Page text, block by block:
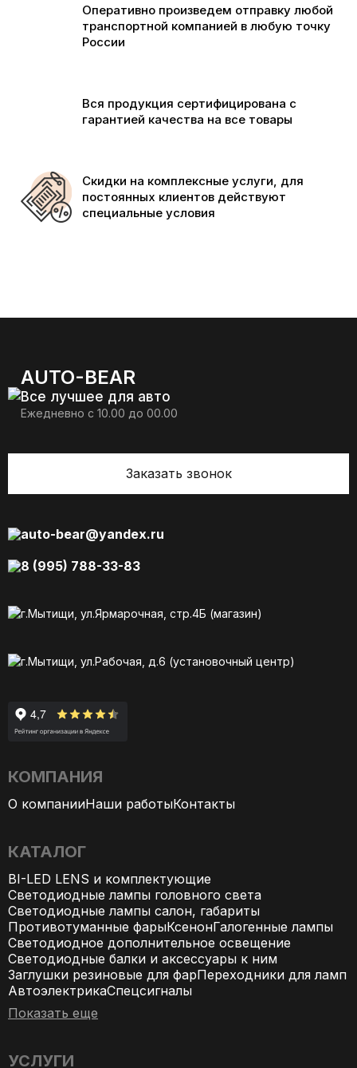
Оперативно произведем отправку любой
транспортной компанией в любую точку
России
Вся продукция сертифицирована с
гарантией качества на все товары
Скидки на комплексные услуги, для
постоянных клиентов действуют
специальные условия
AUTO-BEAR
Все лучшее для авто
Ежедневно с 10.00 до 00.00
Заказать звонок
auto-bear@yandex.ru
8 (995) 788-33-83
г.Мытищи, ул.Ярмарочная, стр.4Б (магазин)
г.Мытищи, ул.Рабочая, д.6 (установочный центр)
КОМПАНИЯ
О компанииНаши работыКонтакты
КАТАЛОГ
BI-LED LENS и комплектующие
Светодиодные лампы головного света
Светодиодные лампы салон, габариты
Противотуманные фарыКсенонГалогенные лампы
Светодиодное дополнительное освещение
Светодиодные балки и аксессуары к ним
Заглушки резиновые для фарПереходники для ламп
АвтоэлектрикаСпецсигналы
Показать еще
УСЛУГИ